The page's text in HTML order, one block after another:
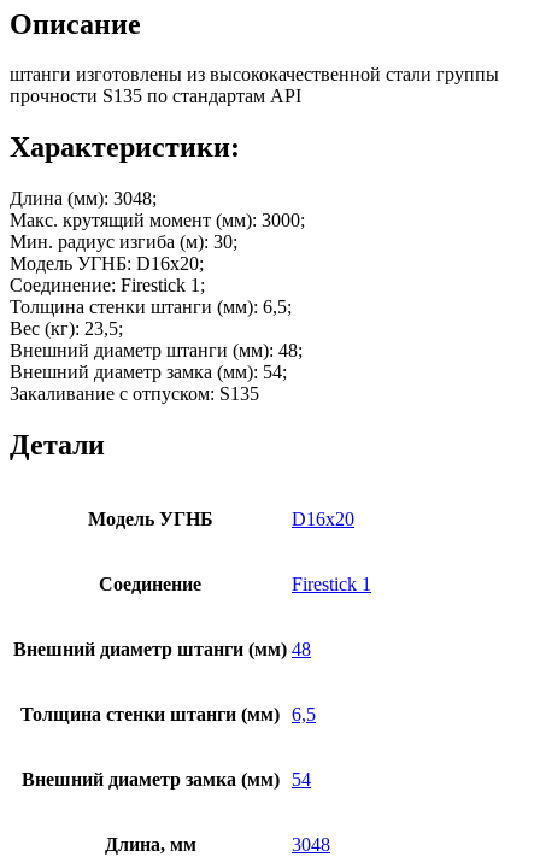
Описание
штанги изготовлены из высококачественной стали группы
прочности S135 по стандартам API
Характеристики:
Длина (мм): 3048;
Макс. крутящий момент (мм): 3000;
Мин. радиус изгиба (м): 30;
Модель УГНБ: D16x20;
Соединение: Firestick 1;
Толщина стенки штанги (мм): 6,5;
Вес (кг): 23,5;
Внешний диаметр штанги (мм): 48;
Внешний диаметр замка (мм): 54;
Закаливание с отпуском: S135
Детали
Модель УГНБ D16x20
Соединение Firestick 1
Внешний диаметр штанги (мм) 48
Толщина стенки штанги (мм) 6,5
Внешний диаметр замка (мм) 54
Длина, мм 3048